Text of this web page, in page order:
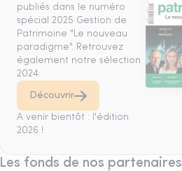
publiés dans le numéro
spécial 2025 Gestion de
Patrimoine "Le nouveau
paradigme". Retrouvez
également notre sélection
2024.
Découvrir
A venir bientôt : l'édition
2026 !
Les fonds de nos partenaires